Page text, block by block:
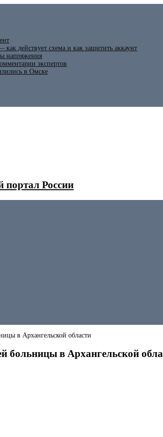
действует схема и как защитить аккаунт
напряжения
экспертов
в Омске
портал России
в Архангельской области
больницы в Архангельской